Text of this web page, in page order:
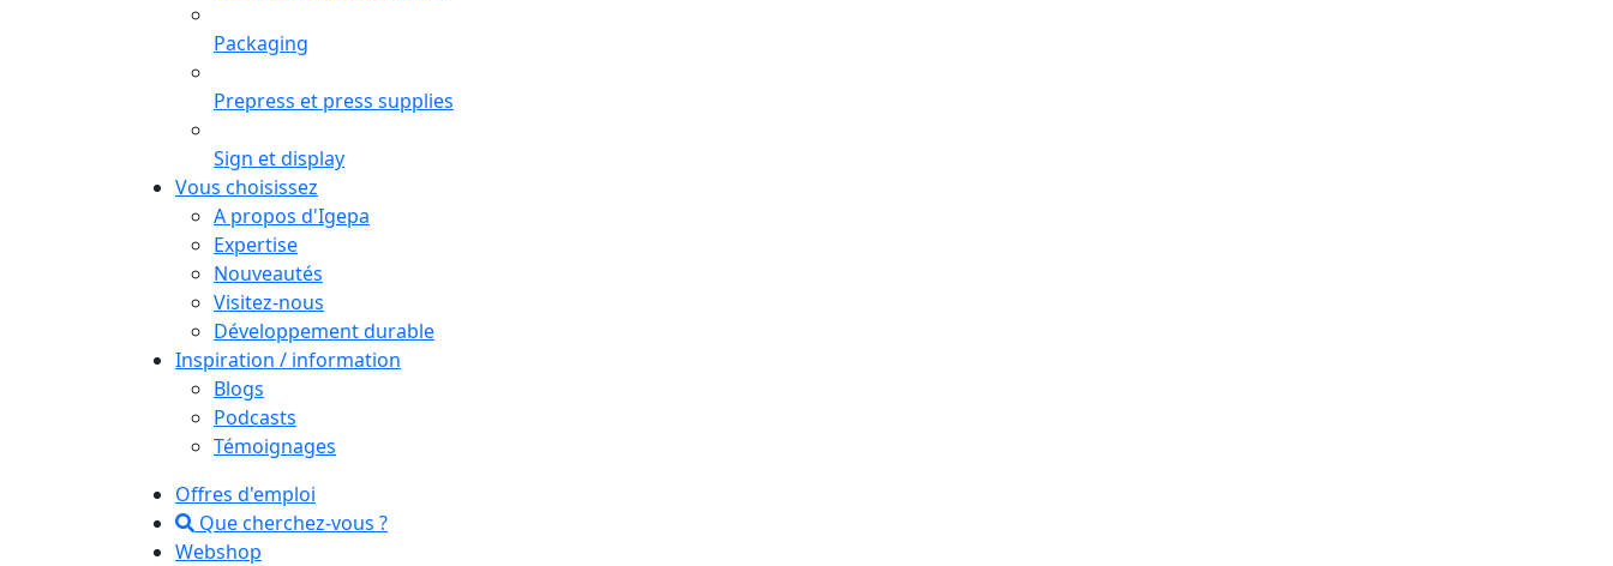
Packaging
Prepress et press supplies
Sign et display
Vous choisissez
A propos d'Igepa
Expertise
Nouveautés
Visitez-nous
Développement durable
Inspiration / information
Blogs
Podcasts
Témoignages
Offres d'emploi
Que cherchez-vous ?
Webshop